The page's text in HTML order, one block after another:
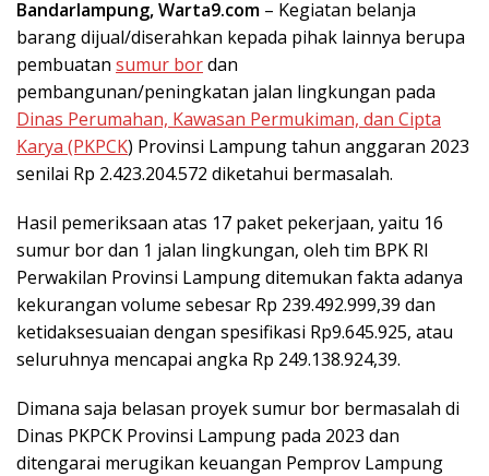
Bandarlampung, Warta9.com – Kegiatan belanja
barang dijual/diserahkan kepada pihak lainnya berupa
pembuatan sumur bordan
pembangunan/peningkatan jalan lingkungan pada
Dinas Perumahan, Kawasan Permukiman, dan Cipta
Karya (PKPCK) Provinsi Lampung tahun anggaran 2023
senilai Rp 2.423.204.572 diketahui bermasalah.
Hasil pemeriksaan atas 17 paket pekerjaan, yaitu 16
sumur bor dan 1 jalan lingkungan, oleh tim BPK RI
Perwakilan Provinsi Lampung ditemukan fakta adanya
kekurangan volume sebesar Rp 239.492.999,39 dan
ketidaksesuaian dengan spesifikasi Rp9.645.925, atau
seluruhnya mencapai angka Rp 249.138.924,39.
Dimana saja belasan proyek sumur bor bermasalah di
Dinas PKPCK Provinsi Lampung pada 2023 dan
ditengarai merugikan keuangan Pemprov Lampung